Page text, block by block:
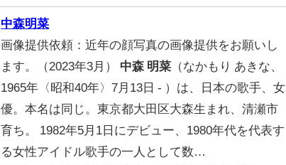
中森明菜
画像提供依頼：近年の顔写真の画像提供をお願いし
ます。（2023年3月） 中森 明菜 （なかもり あきな、
1965年〈昭和40年〉7月13日 - ）は、日本の歌手、女
優。本名は同じ。東京都大田区大森生まれ、清瀬市
育ち。 1982年5月1日にデビュー、1980年代を代表す
る女性アイドル歌手の一人として数…